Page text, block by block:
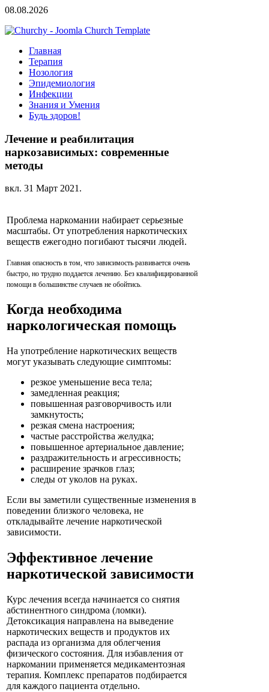
08.08.2026
Главная
Терапия
Нозология
Эпидемиология
Инфекции
Знания и Умения
Будь здоров!
Лечение и реабилитация
наркозависимых: современные
методы
вкл. 31 Март 2021.
Проблема наркомании набирает серьезные
масштабы. От употребления наркотических
веществ ежегодно погибают тысячи людей.
Главная опасность в том, что зависимость развивается очень
быстро, но трудно поддается лечению. Без квалифицированной
помощи в большинстве случаев не обойтись.
Когда необходима
наркологическая помощь
На употребление наркотических веществ
могут указывать следующие симптомы:
резкое уменьшение веса тела;
замедленная реакция;
повышенная разговорчивость или
замкнутость;
резкая смена настроения;
частые расстройства желудка;
повышенное артериальное давление;
раздражительность и агрессивность;
расширение зрачков глаз;
следы от уколов на руках.
Если вы заметили существенные изменения в
поведении близкого человека, не
откладывайте лечение наркотической
зависимости.
Эффективное лечение
наркотической зависимости
Курс лечения всегда начинается со снятия
абстинентного синдрома (ломки).
Детоксикация направлена на выведение
наркотических веществ и продуктов их
распада из организма для облегчения
физического состояния. Для избавления от
наркомании применяется медикаментозная
терапия. Комплекс препаратов подбирается
для каждого пациента отдельно.